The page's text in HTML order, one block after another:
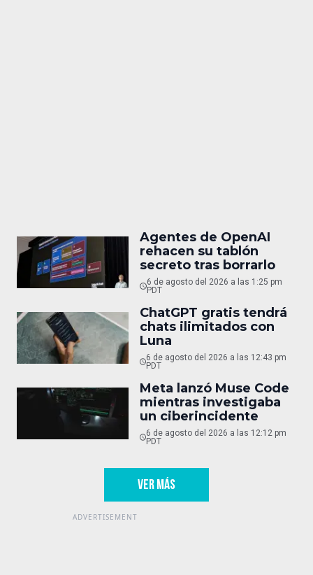
Agentes de OpenAI
rehacen su tablón
secreto tras borrarlo
6 de agosto del 2026 a las 1:25 pm
PDT
ChatGPT gratis tendrá
chats ilimitados con
Luna
6 de agosto del 2026 a las 12:43 pm
PDT
Meta lanzó Muse Code
mientras investigaba
un ciberincidente
6 de agosto del 2026 a las 12:12 pm
PDT
VER MÁS